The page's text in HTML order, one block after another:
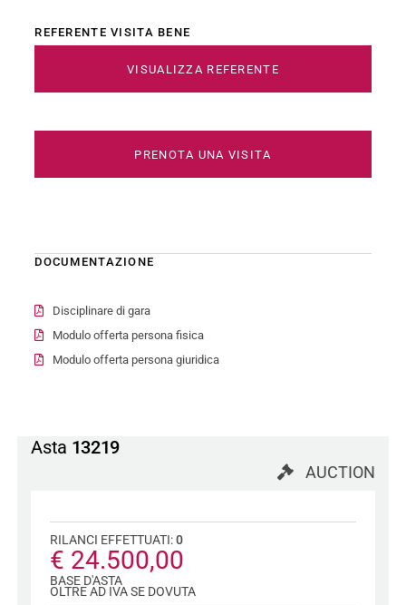
REFERENTE VISITA BENE
VISUALIZZA REFERENTE
PRENOTA UNA VISITA
DOCUMENTAZIONE
Disciplinare di gara
Modulo offerta persona fisica
Modulo offerta persona giuridica
Asta 13219
AUCTION
RILANCI EFFETTUATI:0
€ 24.500,00
BASE D'ASTA
OLTRE AD IVA SE DOVUTA